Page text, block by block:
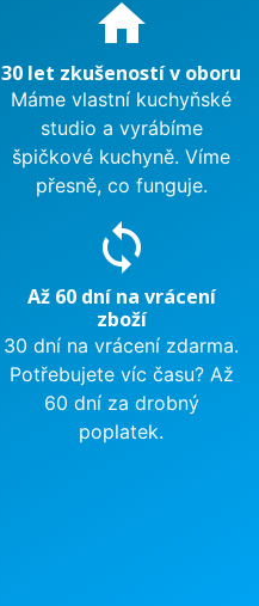
home
30 let zkušeností v oboru
Máme vlastní kuchyňské
studio a vyrábíme
špičkové kuchyně. Víme
přesně, co funguje.
sync
Až 60 dní na vrácení
zboží
30 dní na vrácení zdarma.
Potřebujete víc času? Až
60 dní za drobný
poplatek.